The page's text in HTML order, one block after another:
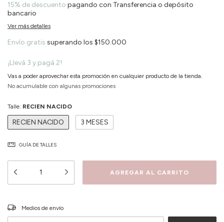
15% de descuento pagando con Transferencia o depósito
bancario
Ver más detalles
Envío gratis superando los $150.000
¡Llevá 3 y pagá 2!
Vas a poder aprovechar esta promoción en cualquier producto de la tienda.
No acumulable con algunas promociones
Talle: RECIEN NACIDO
RECIEN NACIDO 3 MESES
GUÍA DE TALLES
Entregas para el CP:
Medios de envío